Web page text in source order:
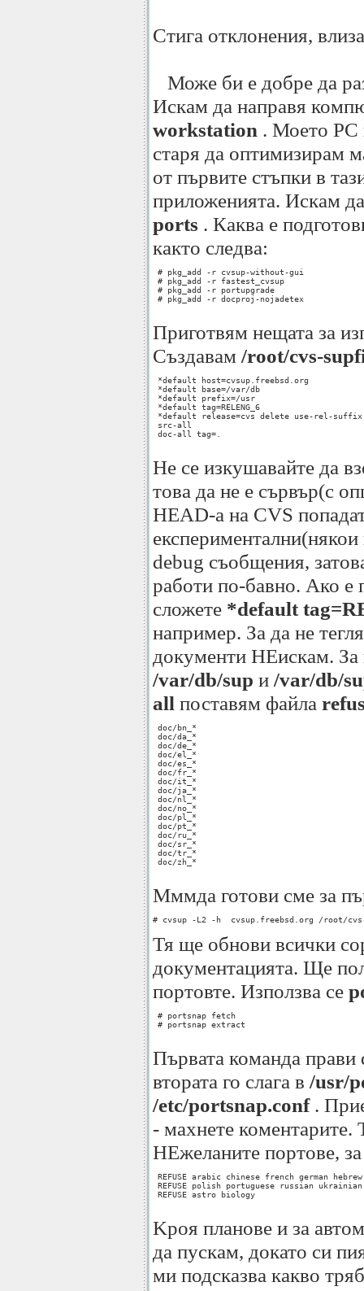
Стига отклонения,
Може би е добре да
Искам да направя
workstation . Моето PC
старя да оптимизирам
от първите стъпки в
приложенията. Искам
ports . Каква е
както следва:
# pkg_add -r cvsup-without-gui
# pkg_add -r fastest_cvsup
# pkg_add -r portupgrade
# pkg_add -r docproj-nojadetex
Приготвям нещата за
Създавам /root/cvs-
*default host=cvsup.freebsd.org
*default base=/var/db
*default prefix=/usr
*default tag=RELENG_6
*default release=cvs delete use-rel-suffix
src-all
doc-all tag=.
Не се изкушавайте да
това да не е сървър(с
HEAD-а на CVS
debug съобщения,
работи по-бавно. Ако е
сложете *default
например. За да не
документи НЕискам. За
/var/db/sup и /var/db/
all поставям файла
doc/bn_*
doc/da_*
doc/de_*
doc/el_*
doc/es_*
doc/fr_*
doc/it_*
doc/ja_*
doc/nl_*
doc/no_*
doc/pl_*
doc/pt_*
doc/ru_*
doc/sr_*
doc/tr_*
doc/zh_*
Мммда готови сме за
# cvsup -L2 -h  cvsup.freebsd.org /root/
Тя ще обнови всички
документацията. Ще
портовте. Използва се
# portsnap fetch
# portsnap extract
Първата команда
втората го слага в /usr/
/etc/portsnap.conf.
- махнете
НЕжеланите портове,
REFUSE arabic chinese french german
REFUSE polish portuguese russian ukrainian
REFUSE astro biology
Kроя планове и за
да пускам, докато си
ми подсказва какво